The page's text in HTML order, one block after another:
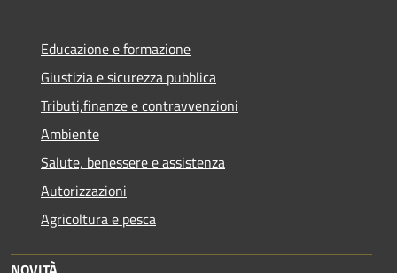
Educazione e formazione
Giustizia e sicurezza pubblica
Tributi,finanze e contravvenzioni
Ambiente
Salute, benessere e assistenza
Autorizzazioni
Agricoltura e pesca